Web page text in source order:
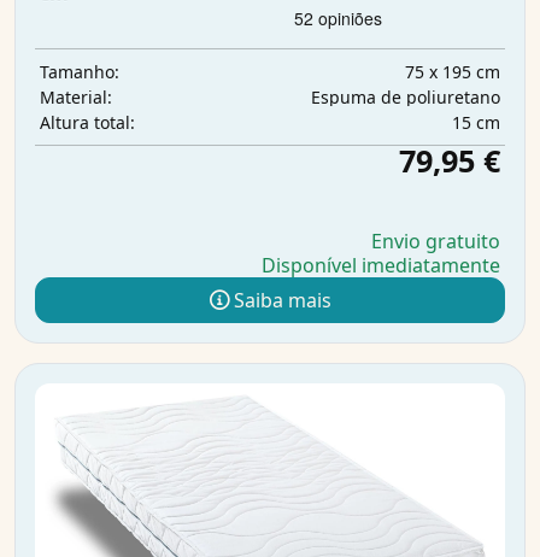
Tamanho:
75 x 195 cm
Material:
Espuma de poliuretano
Altura total:
15 cm
79,95 €
Envio gratuito
Disponível imediatamente
Saiba mais